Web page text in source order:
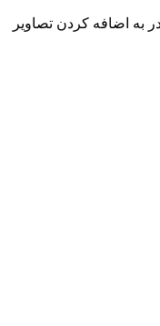
به اضافه کردن تصاویر